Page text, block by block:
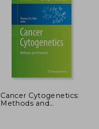
45%
dcto.
Cancer Cytogenetics:
Methods and